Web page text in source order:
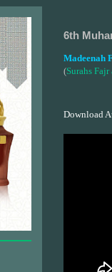
6th
Madeenah
(Surahs
Download